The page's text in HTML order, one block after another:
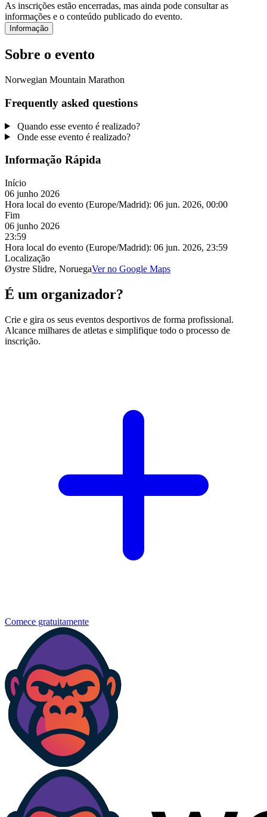
As inscrições estão encerradas, mas ainda pode consultar as
informações e o conteúdo publicado do evento.
Informação
Sobre o evento
Norwegian Mountain Marathon
Frequently asked questions
Quando esse evento é realizado?
Onde esse evento é realizado?
Informação Rápida
Início
06 junho 2026
Hora local do evento (Europe/Madrid): 06 jun. 2026, 00:00
Fim
06 junho 2026
23:59
Hora local do evento (Europe/Madrid): 06 jun. 2026, 23:59
Localização
Øystre Slidre, NoruegaVer no Google Maps
É um organizador?
Crie e gira os seus eventos desportivos de forma profissional.
Alcance milhares de atletas e simplifique todo o processo de
inscrição.
Comece gratuitamente